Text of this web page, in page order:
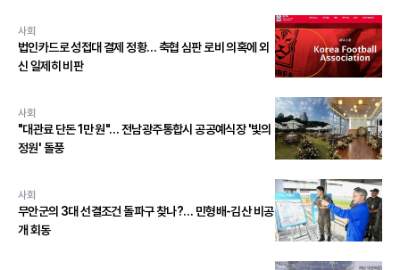
사회
법인카드로 성접대 결제 정황… 축협 심판 로비 의혹에 외
신 일제히 비판
사회
"대관료 단돈 1만 원"… 전남광주통합시 공공예식장 '빛의
정원' 돌풍
사회
무안군의 3대 선결조건 돌파구 찾나?… 민형배-김산 비공
개 회동